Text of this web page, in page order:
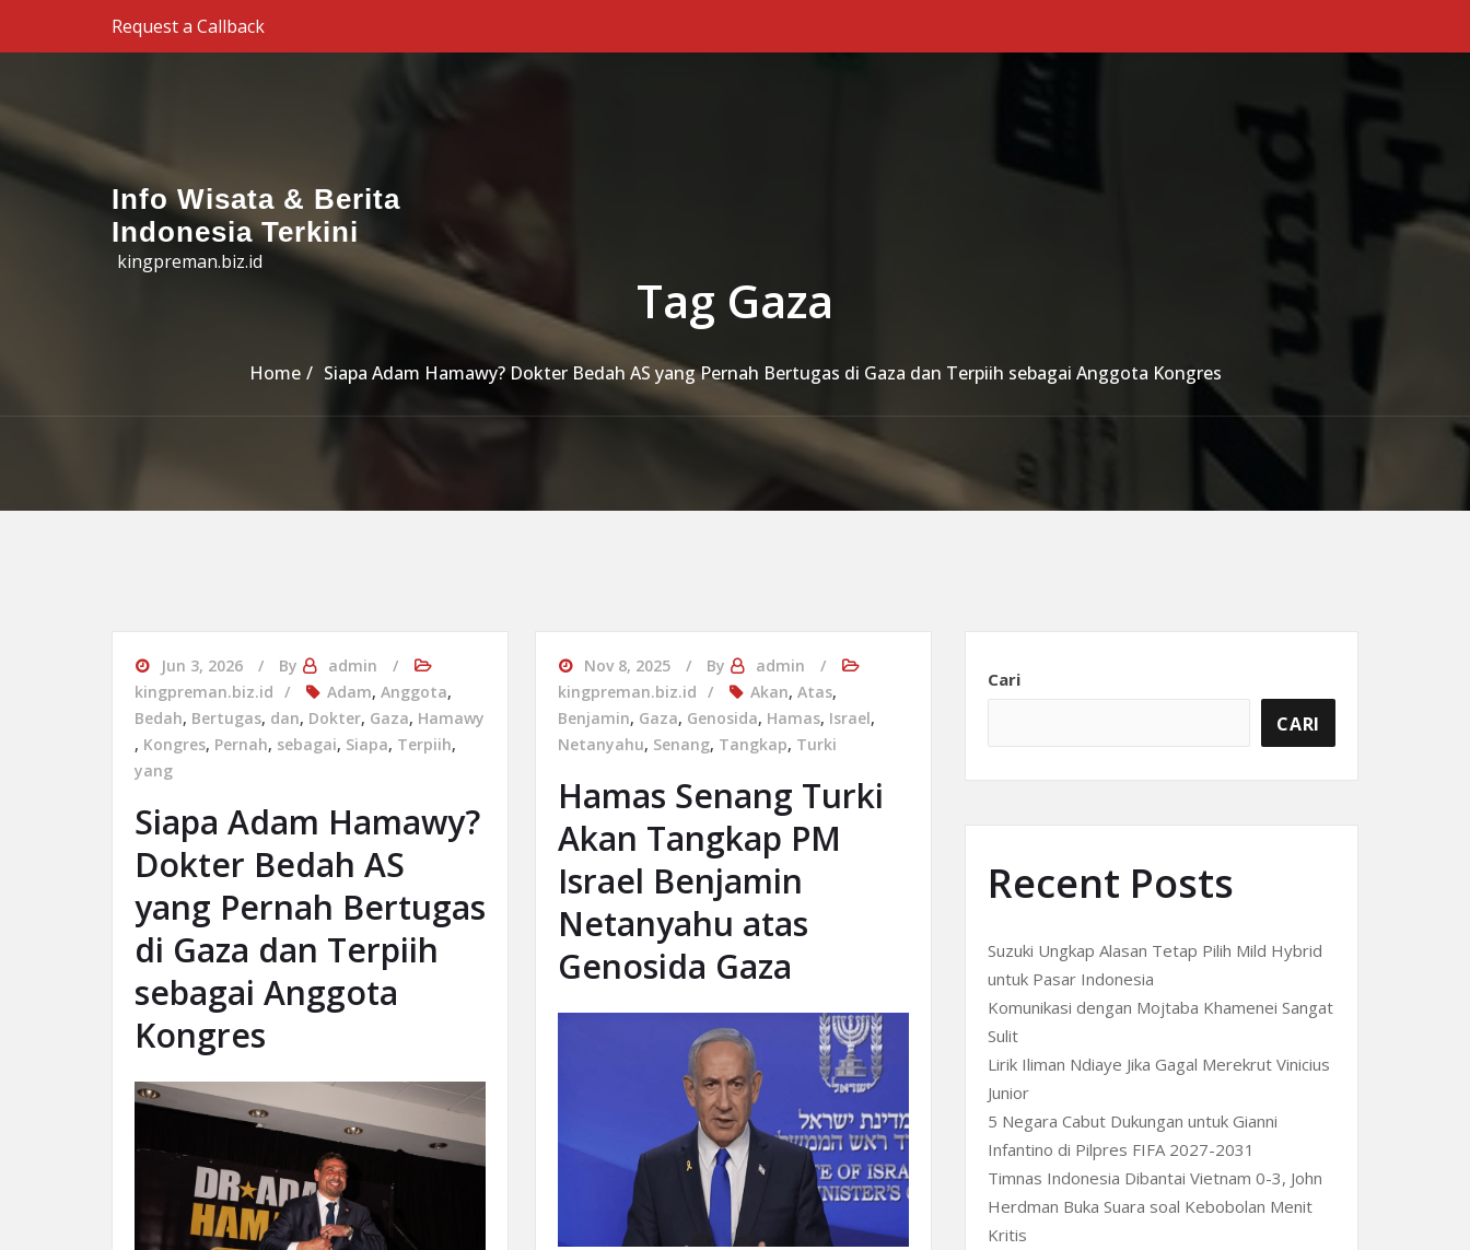
Skip to the contentRequest a Callback
Info Wisata & Berita
Indonesia Terkini
kingpreman.biz.id
Primary Menu
Tag Gaza
Home Siapa Adam Hamawy? Dokter Bedah AS yang Pernah Bertugas di Gaza dan Terpiih sebagai Anggota Kongres
Jun 3, 2026 By
admin
kingpreman.biz.id
Adam, Anggota,
Bedah, Bertugas, dan, Dokter, Gaza, Hamawy
, Kongres, Pernah, sebagai, Siapa, Terpiih,
yang
Siapa Adam Hamawy?
Dokter Bedah AS
yang Pernah Bertugas
di Gaza dan Terpiih
sebagai Anggota
Kongres
Nov 8, 2025 By
admin
kingpreman.biz.id
Akan, Atas,
Benjamin, Gaza, Genosida, Hamas, Israel,
Netanyahu, Senang, Tangkap, Turki
Hamas Senang Turki
Akan Tangkap PM
Israel Benjamin
Netanyahu atas
Genosida Gaza
Cari
CARI
Recent Posts
Suzuki Ungkap Alasan Tetap Pilih Mild Hybrid
untuk Pasar Indonesia
Komunikasi dengan Mojtaba Khamenei Sangat
Sulit
Lirik Iliman Ndiaye Jika Gagal Merekrut Vinicius
Junior
5 Negara Cabut Dukungan untuk Gianni
Infantino di Pilpres FIFA 2027-2031
Timnas Indonesia Dibantai Vietnam 0-3, John
Herdman Buka Suara soal Kebobolan Menit
Kritis